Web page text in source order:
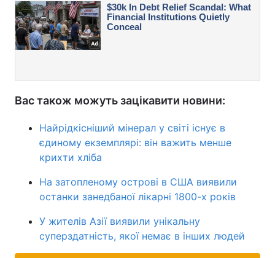
Вас також можуть зацікавити новини:
Найрідкісніший мінерал у світі існує в
єдиному екземплярі: він важить менше
крихти хліба
На затопленому острові в США виявили
останки занедбаної лікарні 1800-х років
У жителів Азії виявили унікальну
суперздатність, якої немає в інших людей